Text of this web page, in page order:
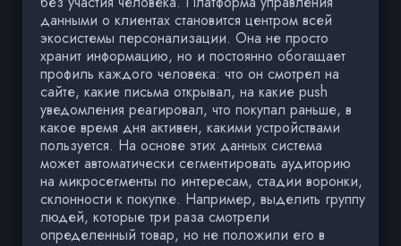
данными о клиентах становится центром всей
экосистемы персонализации. Она не просто
хранит информацию, но и постоянно обогащает
профиль каждого человека: что он смотрел на
сайте, какие письма открывал, на какие push
уведомления реагировал, что покупал раньше, в
какое время дня активен, какими устройствами
пользуется. На основе этих данных система
может автоматически сегментировать аудиторию
на микросегменты по интересам, стадии воронки,
склонности к покупке. Например, выделить группу
людей, которые три раза смотрели
определенный товар, но не положили его в